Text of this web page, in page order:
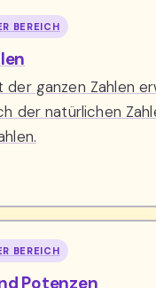
BEREICH
der ganzen Zahlen
der natürlichen
BEREICH
Potenzen